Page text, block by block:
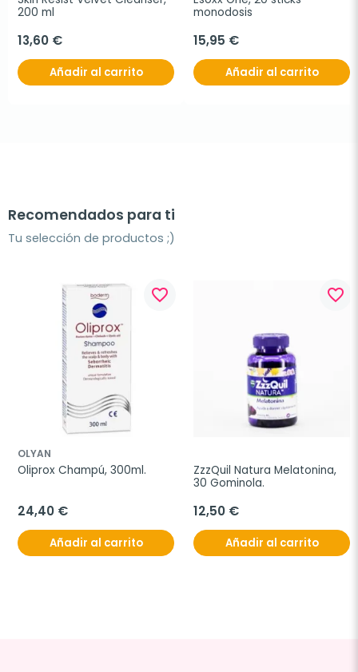
200 ml
13,60 €
Añadir al carrito
monodosis
15,95 €
Añadir al carrito
Recomendados para ti
Tu selección de productos ;)
favorite_border
OLYAN
Oliprox Champú, 300ml.
24,40 €
Añadir al carrito
favorite_border
ZzzQuil Natura Melatonina,
30 Gominola.
12,50 €
Añadir al carrito